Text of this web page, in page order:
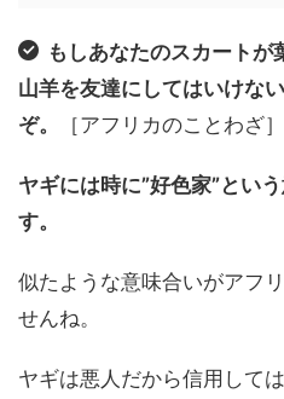
もしあなたのスカートが
山羊を友達にしてはいけな
ぞ。
［アフリカのことわざ］
ヤギには時に”好色家”とい
す。
似たような意味合いがアフ
せんね。
ヤギは悪人だから信用して